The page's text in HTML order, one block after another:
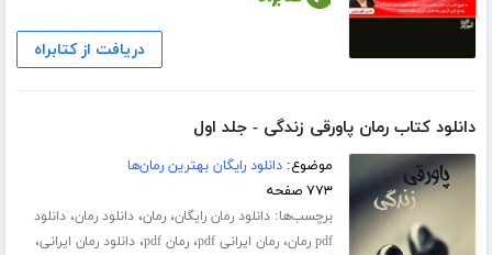
دریافت از کتابراه
دانلود کتاب رمان پاورقی زندگی - جلد اول
موضوع:دانلود رایگان بهترین رمان‌ها
۷۷۳ صفحه
برچسب‌ها:دانلود رمان رایگان،رمان،دانلود رمان،دانلود
pdf رمان
،رمان ایرانی pdf ،رمان pdf ،دانلود رمان ایرانی،